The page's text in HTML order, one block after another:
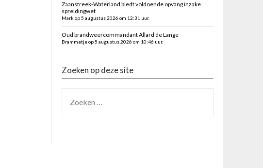
Zaanstreek-Waterland biedt voldoende opvang inzake
spreidingwet
Mark op 5 augustus 2026 om 12:31 uur.
Oud brandweercommandant Allard de Lange
Brammetje op 5 augustus 2026 om 10:46 uur.
Zoeken op deze site